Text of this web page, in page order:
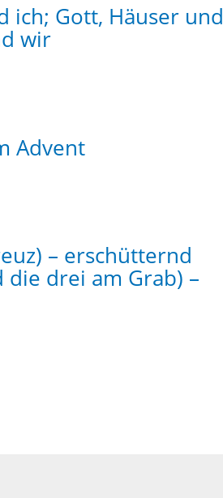
ich; Gott, Häuser und
wir
Advent
– erschütternd
die drei am Grab) –